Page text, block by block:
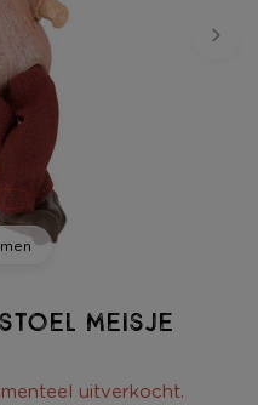
meisje
uitverkocht.